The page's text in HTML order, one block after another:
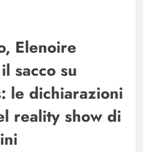
Elenoire
sacco su
le dichiarazioni
reality show di